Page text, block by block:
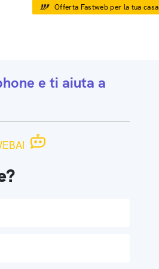
Offerta Fastweb per la tua casa
e ti aiuta a